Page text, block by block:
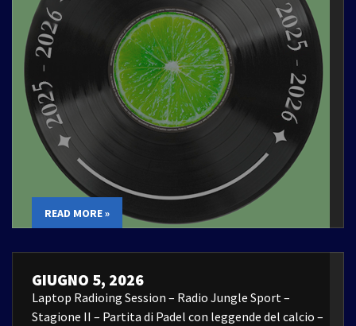
READ MORE »
GIUGNO 5, 2026
Laptop Radioing Session – Radio Jungle Sport –
Stagione II – Partita di Padel con leggende del calcio –